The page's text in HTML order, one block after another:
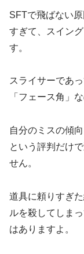
SFTで飛ばない
すぎて、スイン
す。
スライサーであ
「フェース角」
自分のミスの傾
という評判だけ
せん。
道具に頼りすぎ
ルを殺してしま
はありますよ。